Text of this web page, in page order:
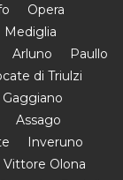
Opera
Mediglia
Arluno
Paullo
di Triulzi
Gaggiano
Assago
Inveruno
Vittore Olona